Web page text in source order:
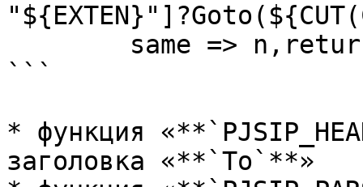
```
* функция
заголовка «**`To`**»